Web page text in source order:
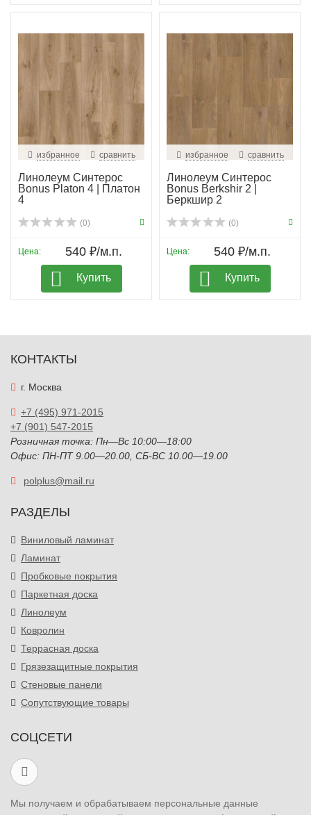
избранное сравнить
Линолеум Синтерос
Bonus Platon 4 | Платон
4
(0)
Цена: 540 ₽/м.п.
Купить
избранное сравнить
Линолеум Синтерос
Bonus Berkshir 2 |
Беркшир 2
(0)
Цена: 540 ₽/м.п.
Купить
КОНТАКТЫ
г. Москва
+7 (495) 971-2015
+7 (901) 547-2015
Розничная точка: Пн—Вс 10:00—18:00
Офис: ПН-ПТ 9.00—20.00, СБ-ВС 10.00—19.00
polplus@mail.ru
РАЗДЕЛЫ
Виниловый ламинат
Ламинат
Пробковые покрытия
Паркетная доска
Линолеум
Ковролин
Террасная доска
Грязезащитные покрытия
Стеновые панели
Сопутствующие товары
СОЦСЕТИ
Мы получаем и обрабатываем персональные данные